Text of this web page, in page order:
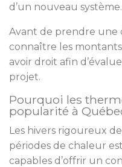
d’un nouveau système.
Avant de prendre une
connaître les
avoir droit afin
projet.
Pourquoi les
popularité à
Les hivers rigoureux
périodes de chaleur
capables d’offrir un